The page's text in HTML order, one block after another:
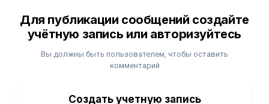
Для публикации сообщений создайте
учётную запись или авторизуйтесь
Вы должны быть пользователем, чтобы оставить
комментарий
Создать учетную запись